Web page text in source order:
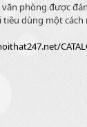
phòng được
dùng một